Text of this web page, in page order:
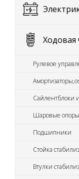
Ходовая
Рулевое
Сайлентблоки
Шаровые опоры
Подшипники
Стойка
Втулки